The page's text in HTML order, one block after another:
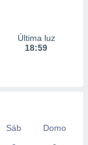
Última luz
18:59
Sáb
Domo